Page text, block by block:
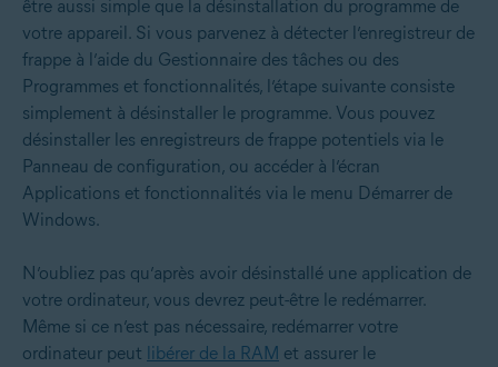
être aussi simple que la désinstallation du programme de
votre appareil. Si vous parvenez à détecter l’enregistreur de
frappe à l’aide du Gestionnaire des tâches ou des
Programmes et fonctionnalités, l’étape suivante consiste
simplement à désinstaller le programme. Vous pouvez
désinstaller les enregistreurs de frappe potentiels via le
Panneau de configuration, ou accéder à l’écran
Applications et fonctionnalités via le menu Démarrer de
Windows.
N’oubliez pas qu’après avoir désinstallé une application de
votre ordinateur, vous devrez peut-être le redémarrer.
Même si ce n’est pas nécessaire, redémarrer votre
ordinateur peut libérer de la RAM et assurer le